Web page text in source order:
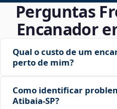
Perguntas
Encanador
Qual o custo de um
perto de mim?
Como identificar
Atibaia‑SP?